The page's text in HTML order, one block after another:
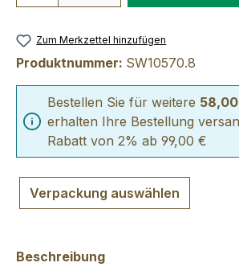
Zum Merkzettel hinzufügen
Produktnummer: SW10570.8
Bestellen Sie für weitere
erhalten Ihre Bestellung
Rabatt von 2% ab 99,00 €
Verpackung auswählen
Beschreibung